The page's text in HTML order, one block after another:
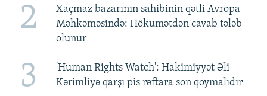
2
Xaçmaz bazarının sahibinin qətli Avropa
Məhkəməsində: Hökumətdən cavab tələb
olunur
3
'Human Rights Watch': Hakimiyyət Əli
Kərimliyə qarşı pis rəftara son qoymalıdır